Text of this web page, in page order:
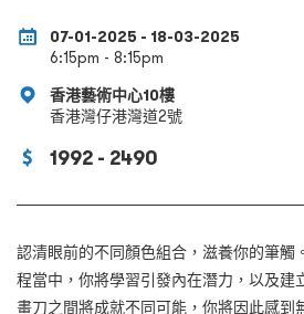
07-01-2025 - 18-03-2025
6:15pm - 8:15pm
香港藝術中心10樓
香港灣仔港灣道2號
1992 - 2490
認清眼前的不同顏色組合，滋養你的筆觸
程當中，你將學習引發內在潛力，以及建
畫刀之間將成就不同可能，你將因此感到